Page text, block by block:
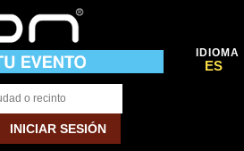
IDIOMA
ES
INICIAR SESIÓN